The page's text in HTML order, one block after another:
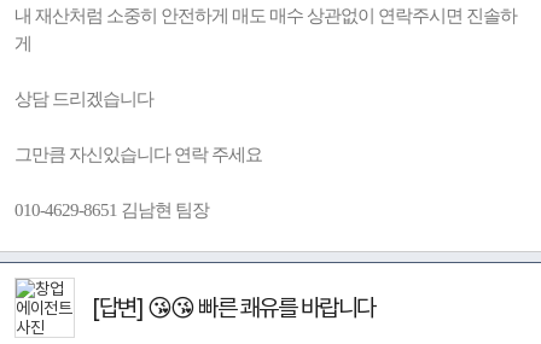
내 재산처럼 소중히 안전하게 매도 매수 상관없이 연락주시면 진솔하
게
상담 드리겠습니다
그만큼 자신있습니다 연락 주세요
010-4629-8651 김남현 팀장
[답변] 😘😘 빠른 쾌유를 바랍니다